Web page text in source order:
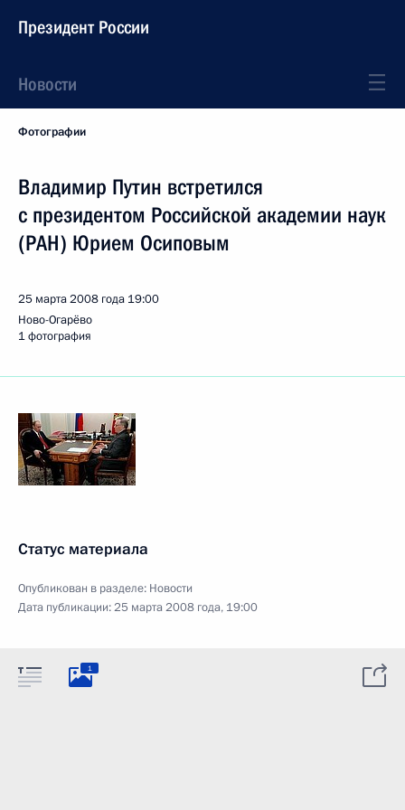
Президент России
Новости
Фотографии
Владимир Путин встретился
с президентом Российской академии наук
(РАН) Юрием Осиповым
25 марта 2008 года 19:00
Ново-Огарёво
1 фотография
Статус материала
Опубликован в разделе: Новости
Дата публикации:25 марта 2008 года, 19:00
1